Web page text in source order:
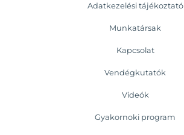
Adatkezelési tájékoztató
Munkatársak
Kapcsolat
Vendégkutatók
Videók
Gyakornoki program